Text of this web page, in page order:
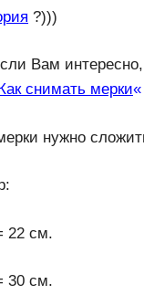
?)))
Вам
Как снимать мерки«
нужно
22 см.
30 см.